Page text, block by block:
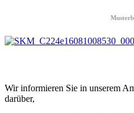
Wir informieren Sie in unserem
darüber,